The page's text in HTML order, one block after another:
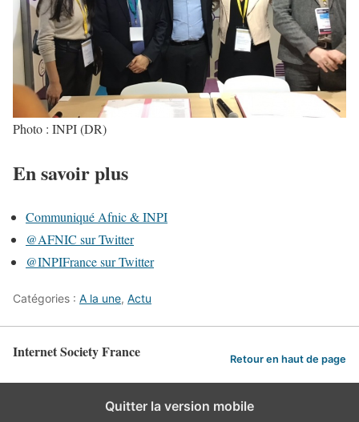
Photo : INPI (DR)
En savoir plus
Communiqué Afnic & INPI
@AFNIC sur Twitter
@INPIFrance sur Twitter
Catégories : A la une, Actu
Internet Society France Retour en haut de page
Quitter la version mobile